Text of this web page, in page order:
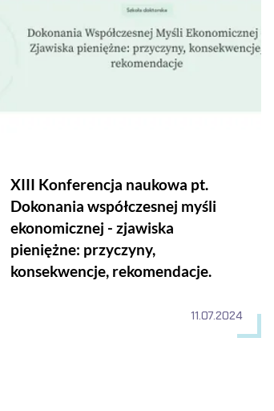
XIII Konferencja naukowa pt.
Dokonania współczesnej myśli
ekonomicznej - zjawiska
pieniężne: przyczyny,
konsekwencje, rekomendacje.
11.07.2024